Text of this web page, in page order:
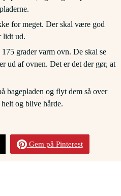
for meget. Der skal være god
lidt ud.
grader varm ovn. De skal se
ud af ovnen. Det er det der gør, at
bagepladen og flyt dem så over
og blive hårde.
Gem på Pinterest